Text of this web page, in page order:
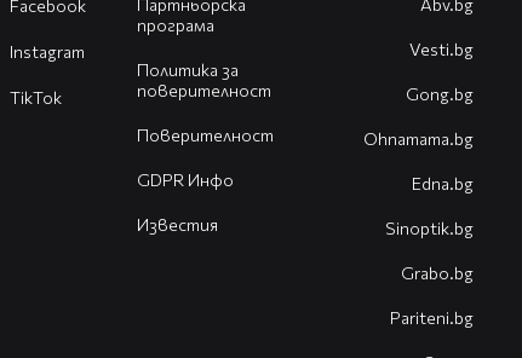
Партньорска
програма
Политика за
поверителност
Поверителност
GDPR Инфо
Известия
Facebook
Instagram
TikTok
Abv.bg
Vesti.bg
Gong.bg
Оhnamama.bg
Edna.bg
Sinoptik.bg
Grabo.bg
Pariteni.bg